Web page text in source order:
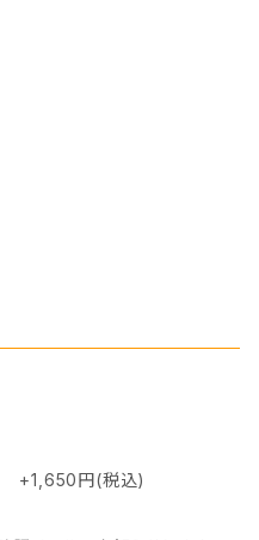
： +1,650円(税込)